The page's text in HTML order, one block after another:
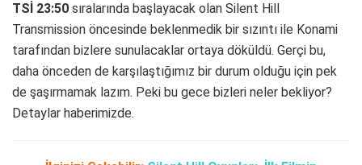
TSİ 23:50 sıralarında başlayacak olan Silent Hill
Transmission öncesinde beklenmedik bir sızıntı ile Konami
tarafından bizlere sunulacaklar ortaya döküldü. Gerçi bu,
daha önceden de karşılaştığımız bir durum olduğu için pek
de şaşırmamak lazım. Peki bu gece bizleri neler bekliyor?
Detaylar haberimizde.